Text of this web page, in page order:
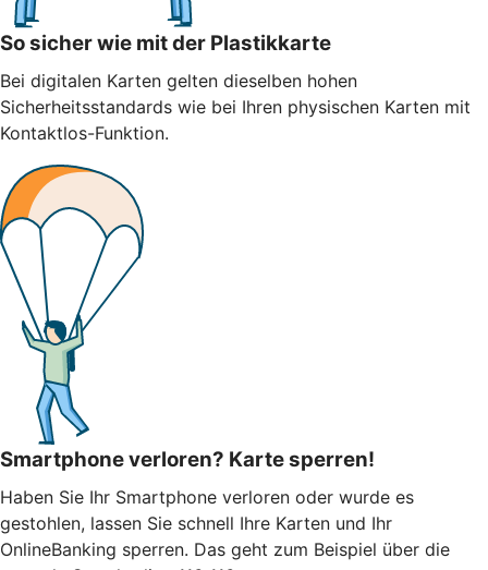
So sicher wie mit der Plastikkarte
Bei digitalen Karten gelten dieselben hohen
Sicherheitsstandards wie bei Ihren physischen Karten mit
Kontaktlos-Funktion.
Smartphone verloren? Karte sperren!
Haben Sie Ihr Smartphone verloren oder wurde es
gestohlen, lassen Sie schnell Ihre Karten und Ihr
OnlineBanking sperren. Das geht zum Beispiel über die